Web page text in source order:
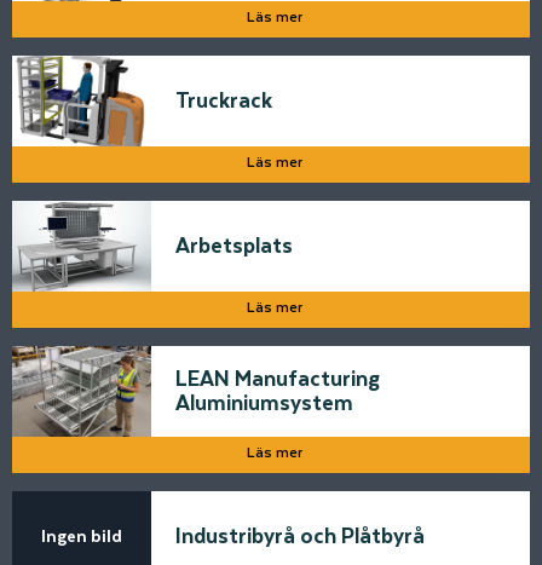
Läs mer
Truckrack
Läs mer
Arbetsplats
Läs mer
LEAN Manufacturing
Aluminiumsystem
Läs mer
Ingen bild Industribyrå och Plåtbyrå